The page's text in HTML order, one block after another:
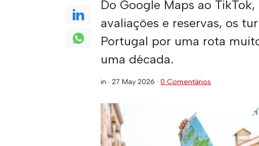
Do Google Maps ao
avaliações e reservas, os
Portugal por uma rota
uma década.
in ·27 May 2026 ·0 Comentários